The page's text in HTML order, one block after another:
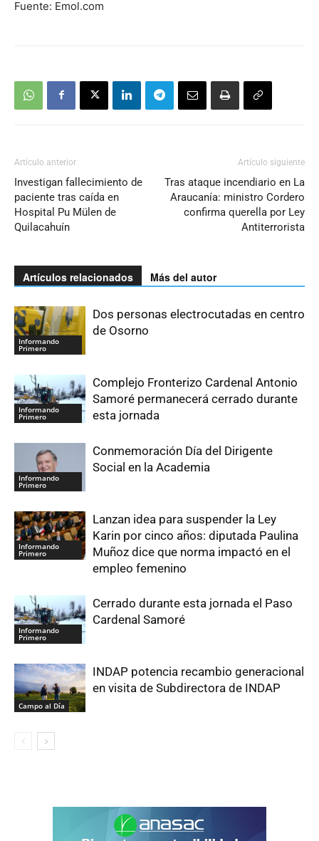
Fuente: Emol.com
Artículo anterior
Investigan fallecimiento de
paciente tras caída en
Hospital Pu Mülen de
Quilacahuín
Artículo siguiente
Tras ataque incendiario en La
Araucanía: ministro Cordero
confirma querella por Ley
Antiterrorista
Artículos relacionados Más del autor
Informando
Primero
Dos personas electrocutadas en centro
de Osorno
Informando
Primero
Complejo Fronterizo Cardenal Antonio
Samoré permanecerá cerrado durante
esta jornada
Informando
Primero
Conmemoración Día del Dirigente
Social en la Academia
Informando
Primero
Lanzan idea para suspender la Ley
Karin por cinco años: diputada Paulina
Muñoz dice que norma impactó en el
empleo femenino
Informando
Primero
Cerrado durante esta jornada el Paso
Cardenal Samoré
Campo al Día
INDAP potencia recambio generacional
en visita de Subdirectora de INDAP